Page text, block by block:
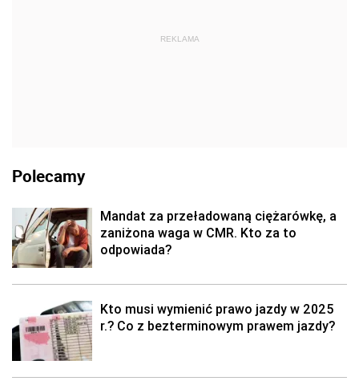
REKLAMA
Polecamy
Mandat za przeładowaną ciężarówkę, a
zaniżona waga w CMR. Kto za to
odpowiada?
Kto musi wymienić prawo jazdy w 2025
r.? Co z bezterminowym prawem jazdy?